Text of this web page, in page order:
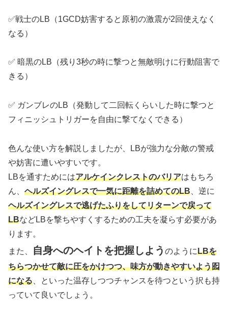
✅戦士のLB（1GCD妨害すると原初の激震が2回使えなく
なる）
✅ 暗黒のLB（残り3秒の時に撃つと無敵明けに行動阻害で
きる）
✅ ガンブレのLB（発動して二回転くらいした時に撃つと
フィニッシュトリガーを自由に撃てなくできる）
色んな使い方を解説しましたが、LBが強力な分敵の警戒
や妨害に遭いやすいです。
LBを通すためにはアルケインクレストのバリアはもちろ
ん、 ヘルズイングレスで一気に距離を詰めてのLB 、逆に
ヘルズイングレスで逃げたふりをしてリターンで戻って
LBなどLBを撃ちやすくするための工夫を凝らす必要があ
ります。
また、
自身へのヘイトを把握しよう のようにLBを
ちらつかせて敵に圧をかけつつ、味方が動きやすいよう囮
になる 、といった温存しつつチャンスを待つという択も持
っていて良いでしょう。